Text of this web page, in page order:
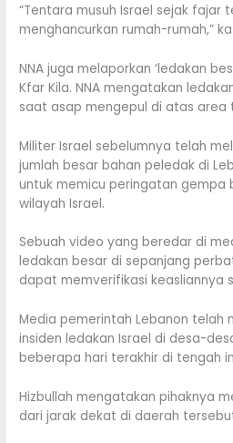
“Tentara musuh Israel sejak fajar
menghancurkan rumah-rumah,”
NNA juga melaporkan ‘ledakan
Kfar Kila. NNA mengatakan
saat asap mengepul di atas area
Militer Israel sebelumnya telah
jumlah besar bahan peledak di
untuk memicu peringatan gempa
wilayah Israel.
Sebuah video yang beredar di
ledakan besar di sepanjang
dapat memverifikasi keasliannya
Media pemerintah Lebanon telah
insiden ledakan Israel di desa-
beberapa hari terakhir di tengah
Hizbullah mengatakan pihaknya
dari jarak dekat di daerah